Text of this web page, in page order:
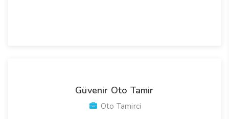
Güvenir Oto Tamir
Oto Tamirci